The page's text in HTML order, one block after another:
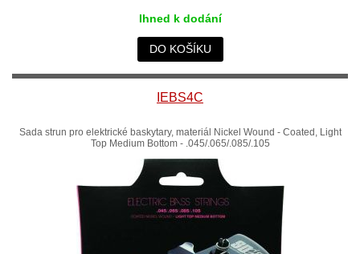
Ihned k dodání
DO KOŠÍKU
IEBS4C
Sada strun pro elektrické baskytary, materiál Nickel Wound - Coated, Light
Top Medium Bottom - .045/.065/.085/.105